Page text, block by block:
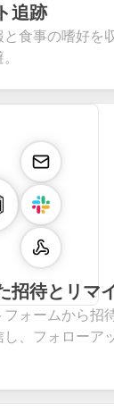
追跡
食事の嗜好を
招待とリマ
ォームから招
し、フォローア